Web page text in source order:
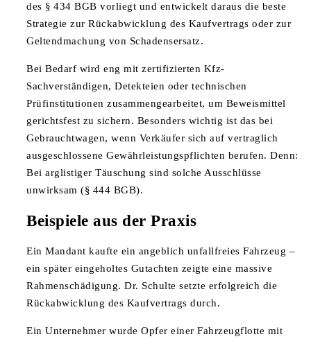
des § 434 BGB vorliegt und entwickelt daraus die beste
Strategie zur Rückabwicklung des Kaufvertrags oder zur
Geltendmachung von Schadensersatz.
Bei Bedarf wird eng mit zertifizierten Kfz-
Sachverständigen, Detekteien oder technischen
Prüfinstitutionen zusammengearbeitet, um Beweismittel
gerichtsfest zu sichern. Besonders wichtig ist das bei
Gebrauchtwagen, wenn Verkäufer sich auf vertraglich
ausgeschlossene Gewährleistungspflichten berufen. Denn:
Bei arglistiger Täuschung sind solche Ausschlüsse
unwirksam (§ 444 BGB).
Beispiele aus der Praxis
Ein Mandant kaufte ein angeblich unfallfreies Fahrzeug –
ein später eingeholtes Gutachten zeigte eine massive
Rahmenschädigung. Dr. Schulte setzte erfolgreich die
Rückabwicklung des Kaufvertrags durch.
Ein Unternehmer wurde Opfer einer Fahrzeugflotte mit